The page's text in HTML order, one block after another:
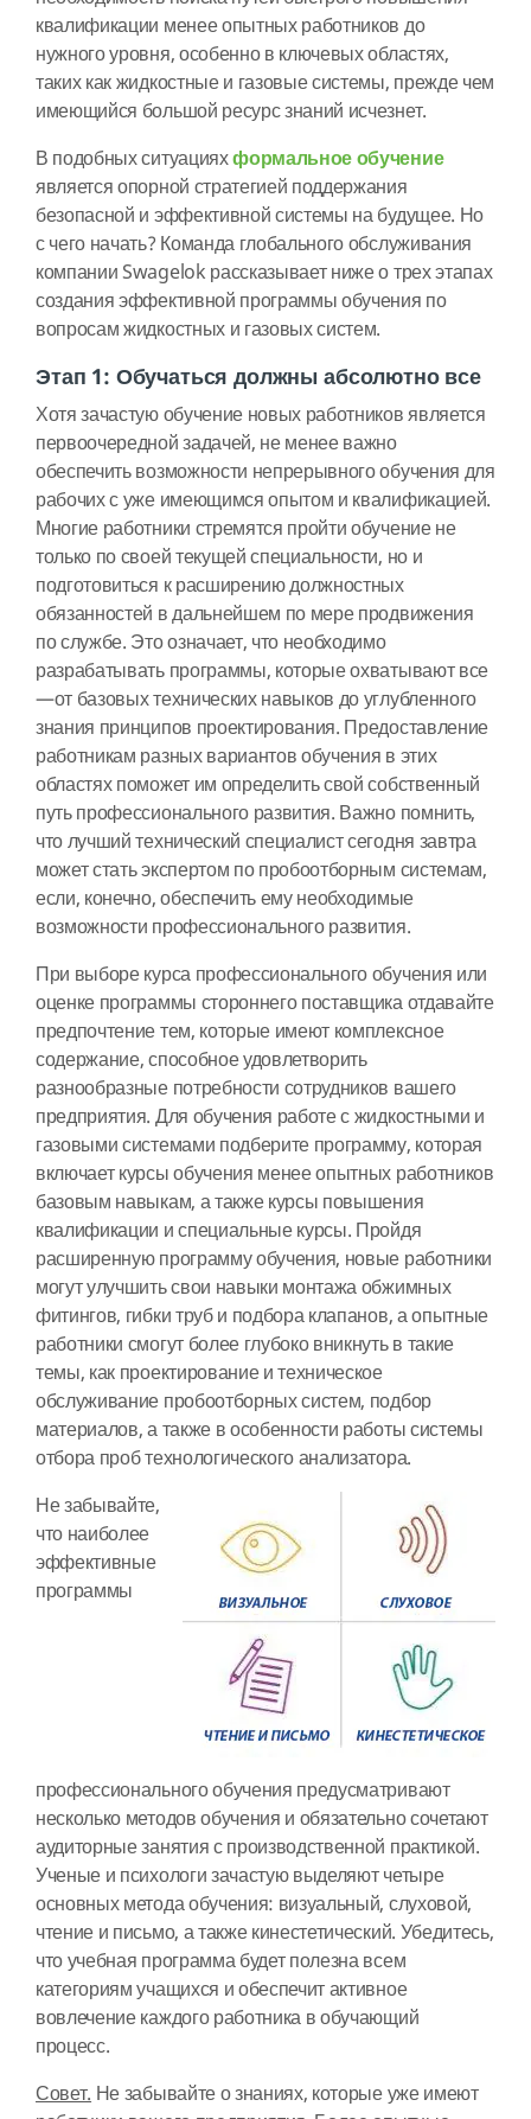
квалификации менее опытных работников до
нужного уровня, особенно в ключевых областях,
таких как жидкостные и газовые системы, прежде чем
имеющийся большой ресурс знаний исчезнет.
В подобных ситуацияхформальное обучение
является опорной стратегией поддержания
безопасной и эффективной системы на будущее. Но
с чего начать? Команда глобального обслуживания
компании Swagelok рассказывает ниже о трех этапах
создания эффективной программы обучения по
вопросам жидкостных и газовых систем.
Этап 1: Обучаться должны абсолютно все
Хотя зачастую обучение новых работников является
первоочередной задачей, не менее важно
обеспечить возможности непрерывного обучения для
рабочих с уже имеющимся опытом и квалификацией.
Многие работники стремятся пройти обучение не
только по своей текущей специальности, но и
подготовиться к расширению должностных
обязанностей в дальнейшем по мере продвижения
по службе. Это означает, что необходимо
разрабатывать программы, которые охватывают все
—от базовых технических навыков до углубленного
знания принципов проектирования. Предоставление
работникам разных вариантов обучения в этих
областях поможет им определить свой собственный
путь профессионального развития. Важно помнить,
что лучший технический специалист сегодня завтра
может стать экспертом по пробоотборным системам,
если, конечно, обеспечить ему необходимые
возможности профессионального развития.
При выборе курса профессионального обучения или
оценке программы стороннего поставщика отдавайте
предпочтение тем, которые имеют комплексное
содержание, способное удовлетворить
разнообразные потребности сотрудников вашего
предприятия. Для обучения работе с жидкостными и
газовыми системами подберите программу, которая
включает курсы обучения менее опытных работников
базовым навыкам, а также курсы повышения
квалификации и специальные курсы. Пройдя
расширенную программу обучения, новые работники
могут улучшить свои навыки монтажа обжимных
фитингов, гибки труб и подбора клапанов, а опытные
работники смогут более глубоко вникнуть в такие
темы, как проектирование и техническое
обслуживание пробоотборных систем, подбор
материалов, а также в особенности работы системы
отбора проб технологического анализатора.
Не забывайте,
что наиболее
эффективные
программы
профессионального обучения предусматривают
несколько методов обучения и обязательно сочетают
аудиторные занятия с производственной практикой.
Ученые и психологи зачастую выделяют четыре
основных метода обучения: визуальный, слуховой,
чтение и письмо, а также кинестетический. Убедитесь,
что учебная программа будет полезна всем
категориям учащихся и обеспечит активное
вовлечение каждого работника в обучающий
процесс.
Совет. Не забывайте о знаниях, которые уже имеют